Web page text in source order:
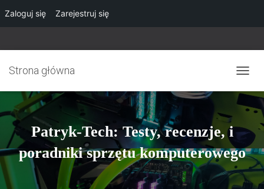
Zaloguj się Zarejestruj się
Strona główna
Patryk-Tech: Testy, recenzje, i
poradniki sprzętu komputerowego